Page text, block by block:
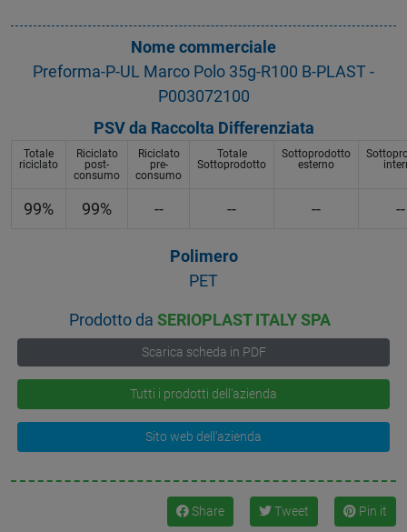
Nome commerciale
Preforma-P-UL Marco Polo 35g-R100 B-PLAST -
P003072100
PSV da Raccolta Differenziata
Totale
riciclato
Riciclato
post-
consumo
Riciclato
pre-
consumo
Totale
Sottoprodotto
Sottoprodotto
esterno
99% 99% -- -- -- --
Polimero
PET
Prodotto daSERIOPLAST ITALY SPA
Scarica scheda in PDF
Tutti i prodotti dell'azienda
Sito web dell'azienda
Share Tweet Pin it